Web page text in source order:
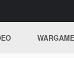
WARGAME